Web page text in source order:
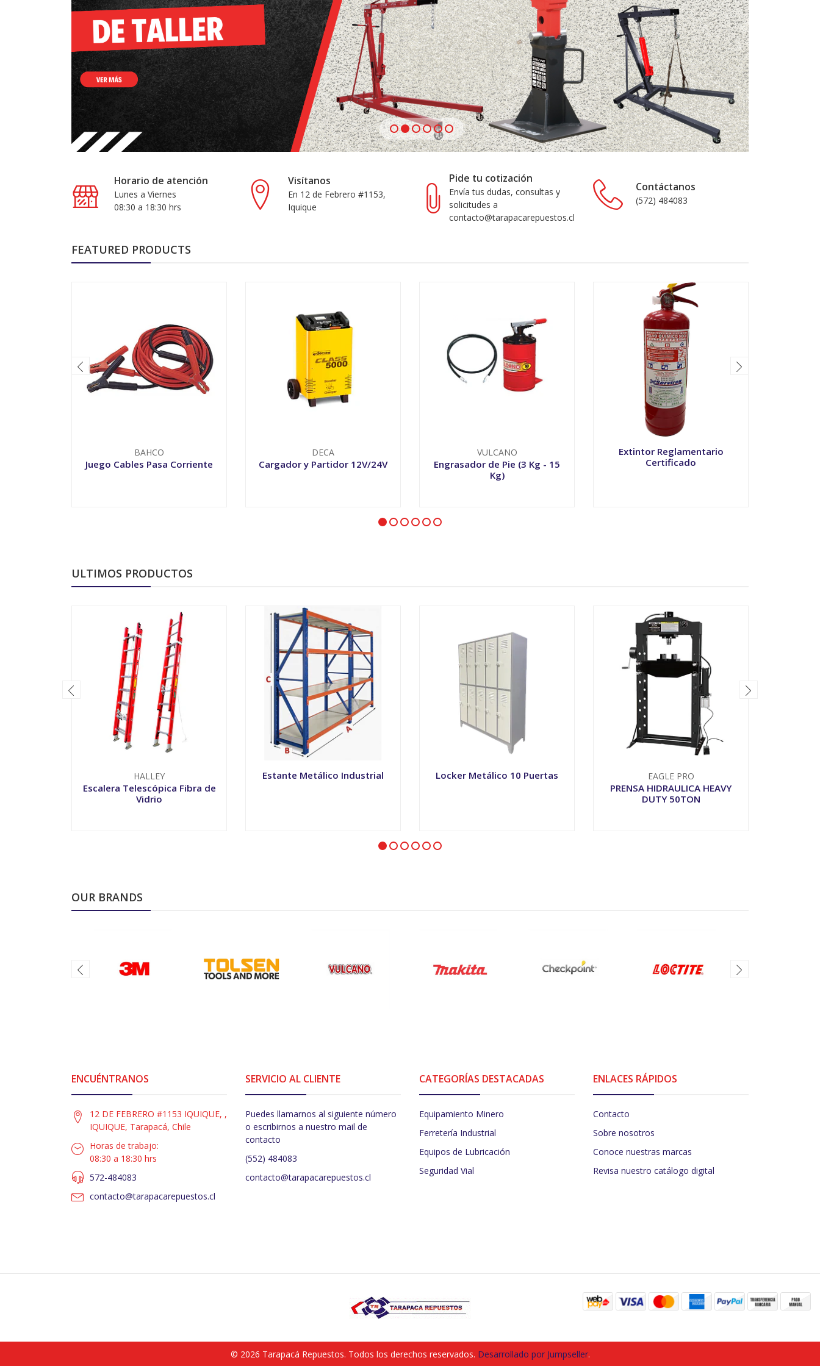
Horario de atención
Lunes a Viernes
08:30 a 18:30 hrs
Visítanos
En 12 de Febrero #1153,
Iquique
Pide tu cotización
Envía tus dudas, consultas y
solicitudes a
contacto@tarapacarepuestos.cl
Contáctanos
(572) 484083
FEATURED PRODUCTS
BAHCO
Juego Cables Pasa Corriente
DECA
Cargador y Partidor 12V/24V
VULCANO
Engrasador de Pie (3 Kg - 15
Kg)
Extintor Reglamentario
Certificado
ULTIMOS PRODUCTOS
HALLEY
Escalera Telescópica Fibra de
Vidrio
Estante Metálico Industrial Locker Metálico 10 Puertas EAGLE PRO
PRENSA HIDRAULICA HEAVY
DUTY 50TON
OUR BRANDS
ENCUÉNTRANOS
12 DE FEBRERO #1153 IQUIQUE, ,
IQUIQUE, Tarapacá, Chile
Horas de trabajo:
08:30 a 18:30 hrs
572-484083
contacto@tarapacarepuestos.cl
SERVICIO AL CLIENTE
Puedes llamarnos al siguiente número
o escribirnos a nuestro mail de
contacto
(552) 484083
contacto@tarapacarepuestos.cl
CATEGORÍAS DESTACADAS
Equipamiento Minero
Ferretería Industrial
Equipos de Lubricación
Seguridad Vial
ENLACES RÁPIDOS
Contacto
Sobre nosotros
Conoce nuestras marcas
Revisa nuestro catálogo digital
© 2026 Tarapacá Repuestos. Todos los derechos reservados. Desarrollado por Jumpseller.